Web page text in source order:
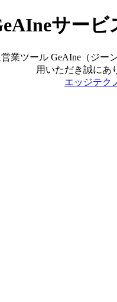
サー
ツール GeAIne（ジ
用いただき誠にあ
エッジテク